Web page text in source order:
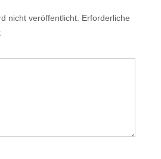
nicht veröffentlicht. Erforderliche